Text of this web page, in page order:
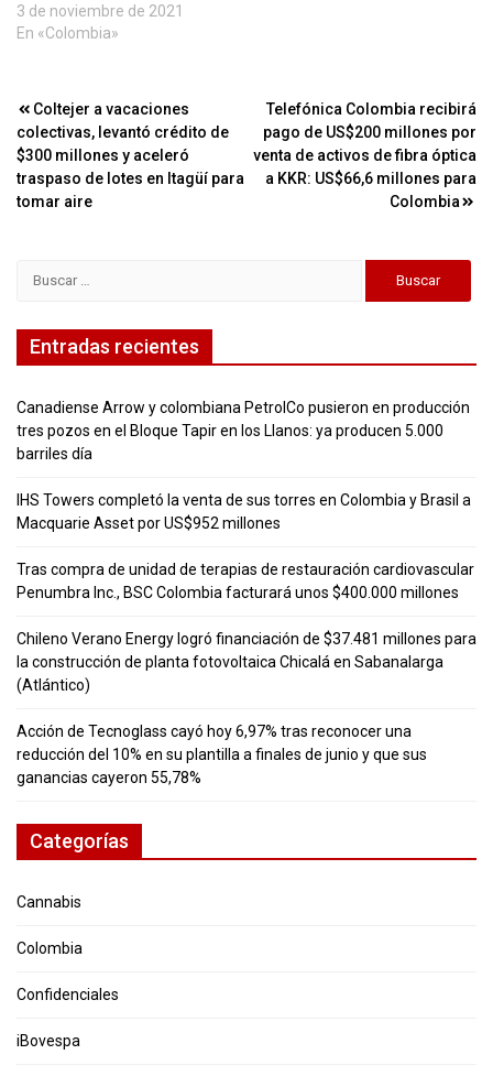
3 de noviembre de 2021
En «Colombia»
Navegación
de
entradas
Coltejer a vacaciones
colectivas, levantó crédito de
$300 millones y aceleró
traspaso de lotes en Itagüí para
tomar aire
Telefónica Colombia recibirá
pago de US$200 millones por
venta de activos de fibra óptica
a KKR: US$66,6 millones para
Colombia
Entradas recientes
Canadiense Arrow y colombiana PetrolCo pusieron en producción
tres pozos en el Bloque Tapir en los Llanos: ya producen 5.000
barriles día
IHS Towers completó la venta de sus torres en Colombia y Brasil a
Macquarie Asset por US$952 millones
Tras compra de unidad de terapias de restauración cardiovascular
Penumbra Inc., BSC Colombia facturará unos $400.000 millones
Chileno Verano Energy logró financiación de $37.481 millones para
la construcción de planta fotovoltaica Chicalá en Sabanalarga
(Atlántico)
Acción de Tecnoglass cayó hoy 6,97% tras reconocer una
reducción del 10% en su plantilla a finales de junio y que sus
ganancias cayeron 55,78%
Categorías
Cannabis
Colombia
Confidenciales
iBovespa